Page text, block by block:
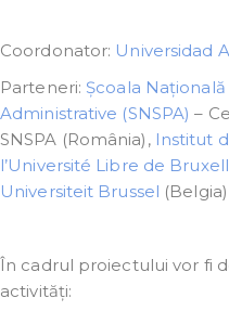
Coordonator: Universidad
Parteneri: Școala
Administrative (SNSPA) –
SNSPA (România), Institut
l’Université Libre de
Universiteit Brussel
În cadrul proiectului vor fi
activități: